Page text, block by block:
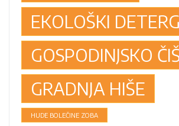
EKOLOŠKI
GOSPODINJSKO
GRADNJA HIŠE
HUDE BOLEČINE ZOBA